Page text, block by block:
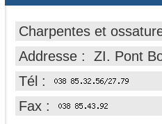
Charpentes et
Addresse : ZI. Pont
Tél :
Fax :